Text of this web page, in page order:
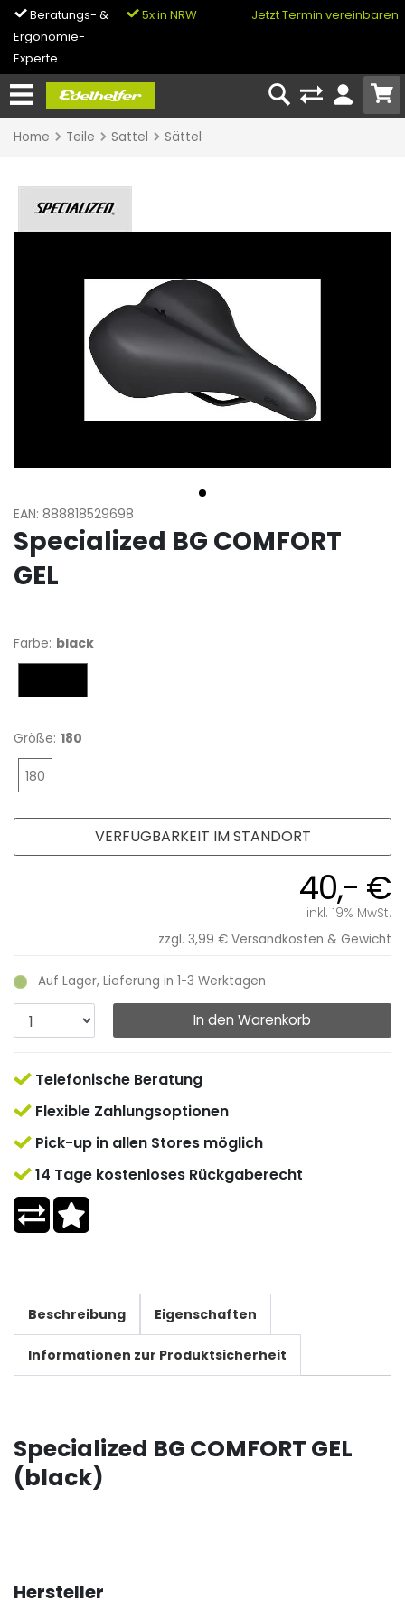
Beratungs- &
Ergonomie-
Experte
5x in NRW
0% Finanzierung
Jetzt Termin vereinbaren
Home Teile Sattel Sättel
EAN: 888818529698
Specialized BG COMFORT
GEL
Farbe: black
Größe: 180
180
40,- €
inkl. 19% MwSt.
zzgl. 3,99 € Versandkosten & Gewicht
Auf Lager, Lieferung in 1-3 Werktagen
In den Warenkorb
VERFÜGBARKEIT IM STANDORT
Telefonische Beratung
Flexible Zahlungsoptionen
Pick-up in allen Stores möglich
14 Tage kostenloses Rückgaberecht
Beschreibung Eigenschaften
Informationen zur Produktsicherheit
Specialized BG COMFORT GEL
(black)
Hersteller